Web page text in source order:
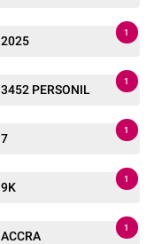
2025
1
3452 PERSONIL
1
7
1
9K
1
ACCRA
1